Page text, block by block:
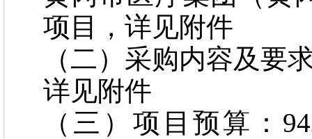
项目，详见附件
（二）采购内容及要
详见附件
（三）项目预算：